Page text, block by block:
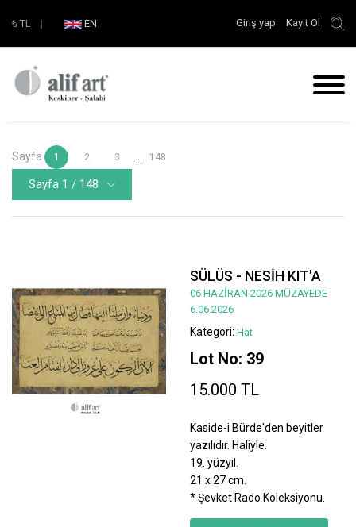
₺ TL | EN Giriş yap Kayıt Ol
Sayfa 1 2 3 148
Sayfa 1 / 148
SÜLÜS - NESİH KIT'A
06 HAZİRAN 2026 MÜZAYEDE
6.06.2026
Kategori: Hat
Lot No: 39
15.000 TL
Kaside-i Bürde'den beyitler
yazılıdır. Haliyle.
19. yüzyıl.
21 x 27 cm.
* Şevket Rado Koleksiyonu.